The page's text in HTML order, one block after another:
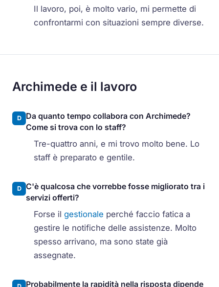
Il lavoro, poi, è molto vario, mi permette di
confrontarmi con situazioni sempre diverse.
Archimede e il lavoro
D
Da quanto tempo collabora con Archimede?
Come si trova con lo staff?
Tre-quattro anni, e mi trovo molto bene. Lo
staff è preparato e gentile.
D
C'è qualcosa che vorrebbe fosse migliorato tra i
servizi offerti?
Forse ilgestionale perché faccio fatica a
gestire le notifiche delle assistenze. Molto
spesso arrivano, ma sono state già
assegnate.
Probabilmente la rapidità nella risposta dipende